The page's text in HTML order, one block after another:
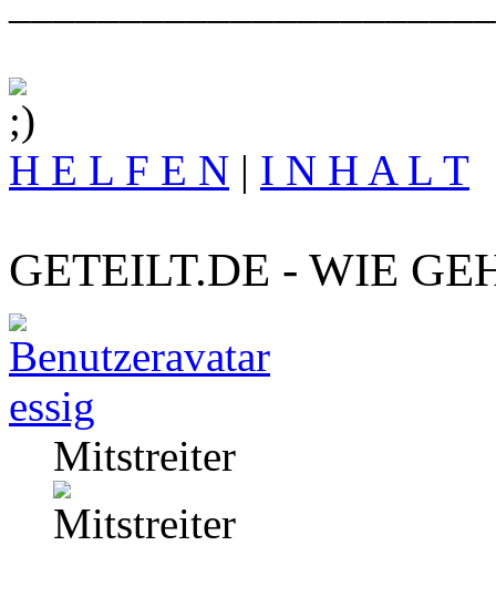
H E L F E N | I N H A L T
GETEILT.DE - WIE
essig
Mitstreiter